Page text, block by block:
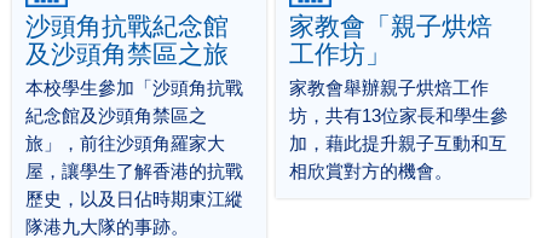
沙頭角抗戰紀念館
及沙頭角禁區之旅
本校學生參加「沙頭角抗戰
紀念館及沙頭角禁區之
旅」，前往沙頭角羅家大
屋，讓學生了解香港的抗戰
歷史，以及日佔時期東江縱
隊港九大隊的事跡。
家教會「親子烘焙
工作坊」
家教會舉辦親子烘焙工作
坊，共有13位家長和學生參
加，藉此提升親子互動和互
相欣賞對方的機會。